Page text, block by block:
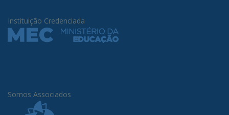
Instituição Credenciada
Somos Associados